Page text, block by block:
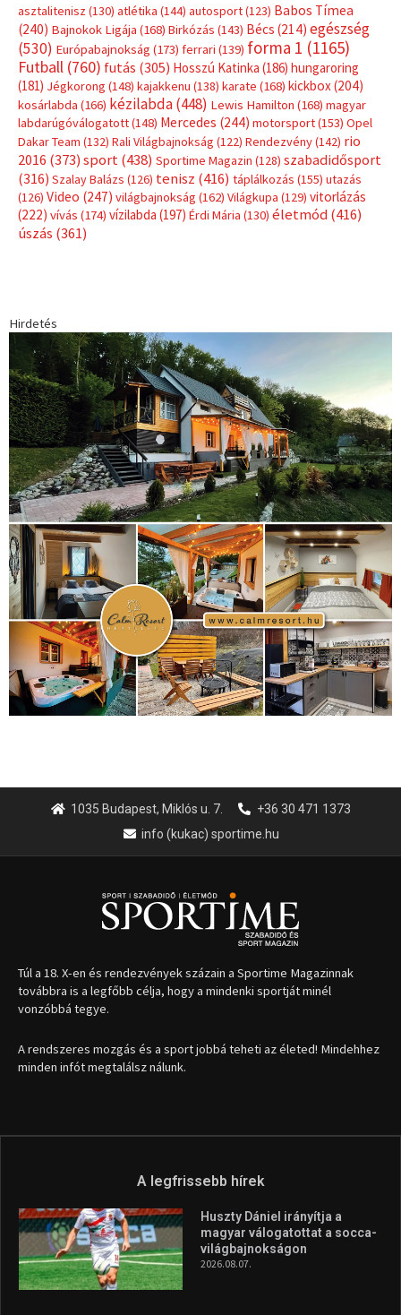
asztalitenisz (130) atlétika (144) autosport(123) Babos Tímea
(240) Bajnokok Ligája (168) Birkózás (143) Bécs (214) egészség
(530) Európabajnokság (173) ferrari (139) forma 1 (1165)
Futball (760) futás (305) Hosszú Katinka (186) hungaroring
(181) Jégkorong (148) kajakkenu (138) karate (168) kickbox(204)
kosárlabda (166) kézilabda(448) Lewis Hamilton (168) magyar
labdarúgóválogatott(148) Mercedes (244) motorsport(153) Opel
Dakar Team (132) Rali Világbajnokság (122) Rendezvény(142) rio
2016 (373) sport(438) Sportime Magazin (128) szabadidősport
(316) Szalay Balázs (126) tenisz (416) táplálkozás (155) utazás
(126) Video (247) világbajnokság (162) Világkupa (129) vitorlázás
(222) vívás (174) vízilabda (197) Érdi Mária (130) életmód(416)
úszás (361)
Hirdetés
1035 Budapest, Miklós u. 7.
+36 30 471 1373
info (kukac) sportime.hu
Túl a 18. X-en és rendezvények százain a Sportime Magazinnak
továbbra is a legfőbb célja, hogy a mindenki sportját minél
vonzóbbá tegye.
A rendszeres mozgás és a sport jobbá teheti az életed! Mindehhez
minden infót megtalálsz nálunk.
A legfrissebb hírek
Huszty Dániel irányítja a
magyar válogatottat a socca-
világbajnokságon
2026.08.07.